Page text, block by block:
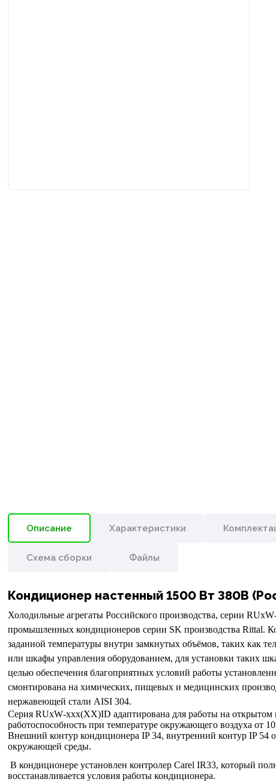
Описание Характеристики
Схема сборки Файлы
Кондиционер настенный 1500 Вт 380В
Холодильные агрегаты Российского производства, серии RUxW
промышленных кондиционеров серии SK производства Rittal.
заданной температуры внутри замкнутых объёмов, таких как
или шкафы управления оборудованием, для установки таких
целью обеспечения благоприятных условий работы
смонтирована на химических, пищевых и медицинских
нержавеющей стали AISI304.
Серия RUxW-xxx(XX)ID адаптирована для работы на
работоспособность при температуре окружающего воздуха от
Внешний контур кондиционера IP 34, внутренний контур IP
окружающей среды.
В кондиционере установлен контролер Carel IR33, который
восстанавливается условия работы кондиционера.